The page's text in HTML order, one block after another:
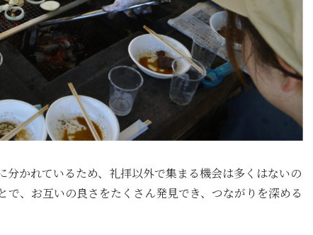
かれているため、礼拝以外で集まる機会は多くはないの
、お互いの良さをたくさん発見でき、つながりを深める